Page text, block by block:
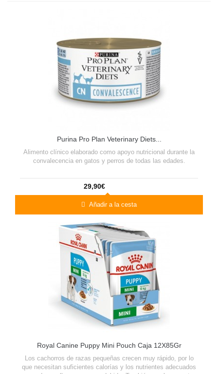
Purina Pro Plan Veterinary Diets...
Alimento clínico elaborado como apoyo nutricional durante la
convalecencia en gatos y perros de todas las edades.
29,90€
Añadir a la cesta
Royal Canine Puppy Mini Pouch Caja 12X85Gr
Los cachorros de razas pequeñas crecen muy rápido, por lo
que necesitan suficientes calorías y los nutrientes adecuados